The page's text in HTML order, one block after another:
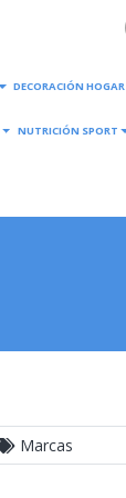
DECORACIÓN HOGAR
NUTRICIÓN SPORT
Marcas